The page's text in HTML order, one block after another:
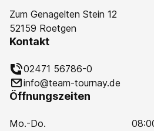
Zum Genagelten Stein 12
52159 Roetgen
Kontakt
02471 56786-0
info@team-tournay.de
Öffnungszeiten
Mo.-Do.